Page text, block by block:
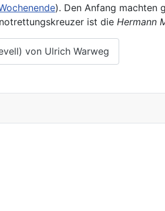
). Den Anfang machten
ist die Hermann
von Ulrich Warweg